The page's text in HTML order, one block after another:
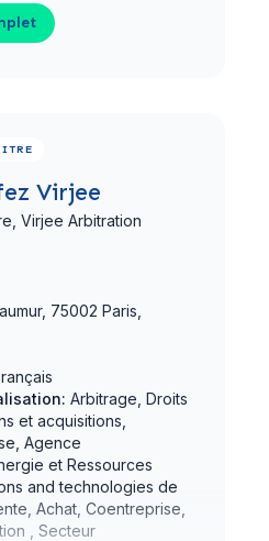
Virjee
Virjee Arbitration
75002 Paris,
Arbitrage, Droits
et acquisitions,
Agence
et Ressources
and technologies de
Achat, Coentreprise,
, Secteur